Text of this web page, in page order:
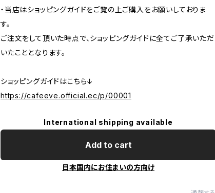
・当店はショッピングガイドをご覧の上ご購入をお願いしておりま
す。
ご注文をして頂いた時点で、ショッピングガイドに全てご了承いただ
いたこととなります。
ショッピングガイドはこちら↓
https://cafeeve.official.ec/p/00001
International shipping available
Add to cart
日本国内にお住まいの方向け